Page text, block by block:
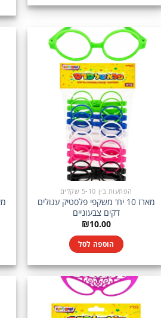
הפתעות בין 5-10 שקלים
מארז 10 יח' משקפי פלסטיק עגולים
דקים צבעוניים
₪10.00
הוספה לסל